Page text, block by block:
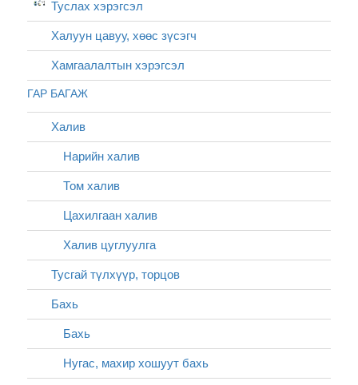
Туслах хэрэгсэл
Халуун цавуу, хөөс зүсэгч
Хамгаалалтын хэрэгсэл
ГАР БАГАЖ
Халив
Нарийн халив
Том халив
Цахилгаан халив
Халив цуглуулга
Тусгай түлхүүр, торцов
Бахь
Бахь
Нугас, махир хошуут бахь